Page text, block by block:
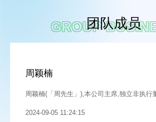
团队成员
GROUP
周颖楠
周颖楠(「周先生」),本公司主席,独立非执行
2024-09-05 11:24:15